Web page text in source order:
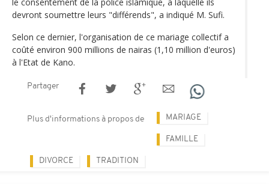
le consentement de la police islamique, à laquelle ils
devront soumettre leurs "différends", a indiqué M. Sufi.
Selon ce dernier, l'organisation de ce mariage collectif a
coûté environ 900 millions de nairas (1,10 million d'euros)
à l'Etat de Kano.
Partager
Plus d'informations à propos de MARIAGE
FAMILLE
DIVORCE TRADITION